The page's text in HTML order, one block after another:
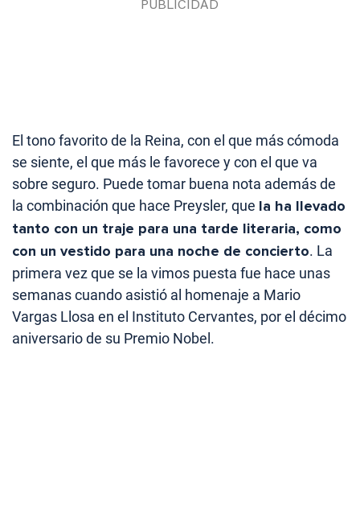
El tono favorito de la Reina, con el que más cómoda
se siente, el que más le favorece y con el que va
sobre seguro. Puede tomar buena nota además de
la combinación que hace Preysler, que la ha llevado
tanto con un traje para una tarde literaria, como
con un vestido para una noche de concierto. La
primera vez que se la vimos puesta fue hace unas
semanas cuando asistió al homenaje a Mario
Vargas Llosa en el Instituto Cervantes, por el décimo
aniversario de su Premio Nobel.